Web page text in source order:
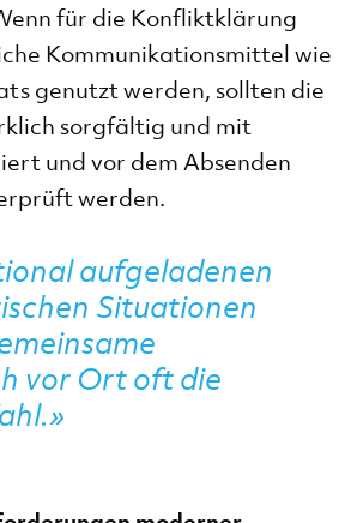
für die Konfliktklärung
Kommunikationsmittel wie
genutzt werden, sollten die
sorgfältig und mit
und vor dem Absenden
werden.
aufgeladenen
Situationen
vor Ort oft die